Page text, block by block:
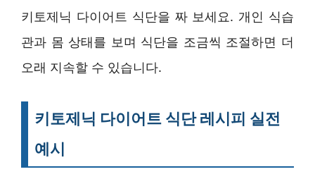
키토제닉 다이어트 식단을 짜 보세요. 개인 식습
관과 몸 상태를 보며 식단을 조금씩 조절하면 더
오래 지속할 수 있습니다.
키토제닉 다이어트 식단 레시피 실전
예시